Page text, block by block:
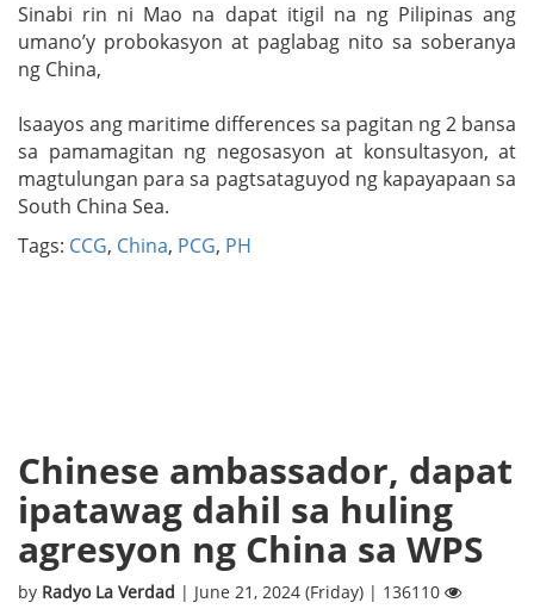
Sinabi rin ni Mao na dapat itigil na ng Pilipinas ang
umano’y probokasyon at paglabag nito sa soberanya
ng China,
Isaayos ang maritime differences sa pagitan ng 2 bansa
sa pamamagitan ng negosasyon at konsultasyon, at
magtulungan para sa pagtsataguyod ng kapayapaan sa
South China Sea.
Tags: CCG, China, PCG, PH
Chinese ambassador, dapat
ipatawag dahil sa huling
agresyon ng China sa WPS
by Radyo La Verdad | June 21, 2024 (Friday) | 136110